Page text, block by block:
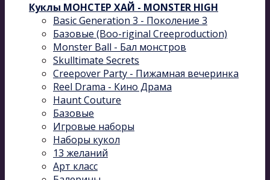
Куклы МОНСТЕР ХАЙ - MONSTER HIGH
Basic Generation 3 - Поколение 3
Базовые (Boo-riginal Creeproduction)
Monster Ball - Бал монстров
Skulltimate Secrets
Creepover Party - Пижамная вечеринка
Reel Drama - Кино Драма
Haunt Couture
Базовые
Игровые наборы
Наборы кукол
13 желаний
Арт класс